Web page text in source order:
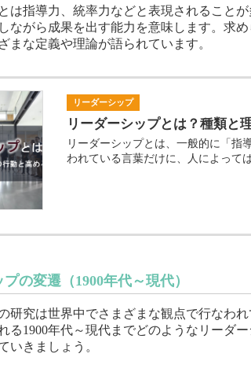
は指導力、統率力などと表現されること
ながら成果を出す能力を意味します。求
まな定義や理論が語られています。
リーダーシップ
リーダーシップとは？種類と
リーダーシップとは、一般的に「指
われている言葉だけに、人によって
の変遷（1900年代～現代）
研究は世界中でさまざまな観点で行なわ
る1900年代～現代までどのようなリーダ
いきましょう。